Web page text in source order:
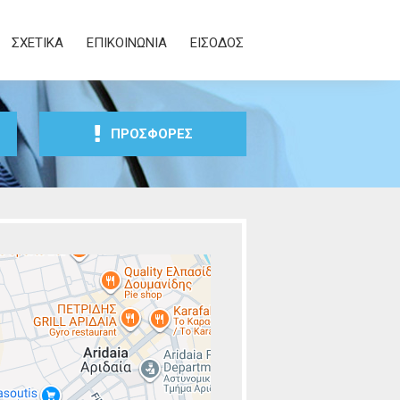
ΣΧΕΤΙΚΑ ΕΠΙΚΟΙΝΩΝΙΑ ΕΙΣΟΔΟΣ
ΠΡΟΣΦΟΡΕΣ